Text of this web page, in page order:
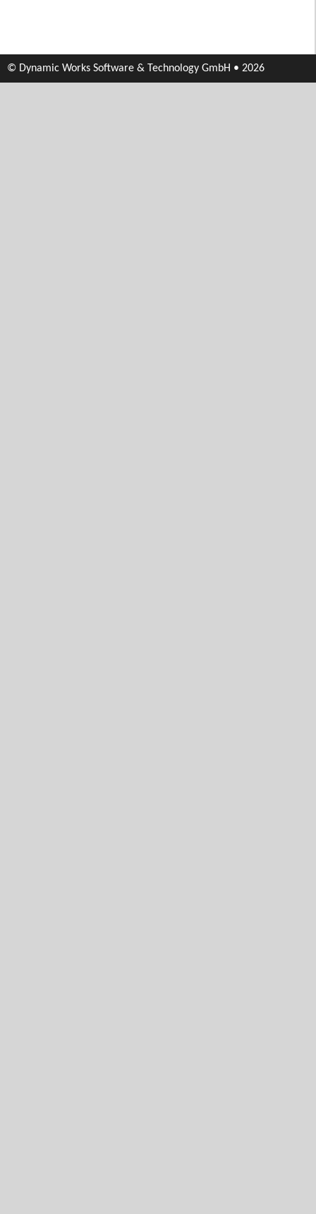
© Dynamic Works Software & Technology GmbH • 2026